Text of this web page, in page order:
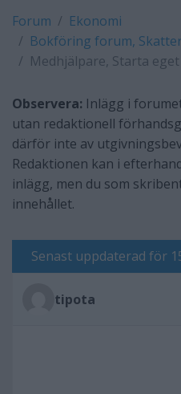
Forum
Ekonomi
Bokföring forum,
Medhjälpare, Starta
Observera: Inlägg i
utan redaktionell
därför inte av
Redaktionen kan i
inlägg, men du som
innehållet.
Senast uppdaterad för
tipota